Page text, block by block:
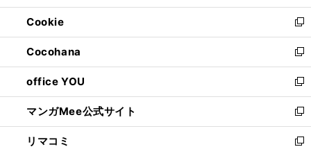
開
く
ウ
で
開
く
ン
ド
ウ
で
開
く
ウ
ィ
ン
ド
ウ
で
開
く
Cookie
新
し
い
ウ
ィ
ン
ド
ウ
で
Cocohana
新
し
い
ウ
ィ
ン
ド
office YOU
新
し
い
ウ
ィ
マンガMee公式サイト
新
し
い
リマコミ 新